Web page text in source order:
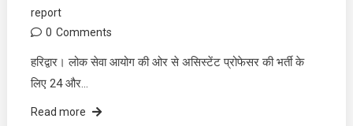
report
0 Comments
हरिद्वार। लोक सेवा आयोग की ओर से असिस्टेंट प्रोफेसर की भर्ती के
लिए 24 और…
Read more